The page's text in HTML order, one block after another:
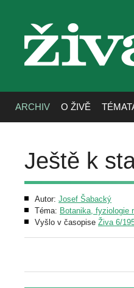
živa
ARCHIV O ŽIVĚ
Ještě k
Autor: Josef Šabacký
Téma: Botanika, fyziologie
Vyšlo v časopise Živa 6/